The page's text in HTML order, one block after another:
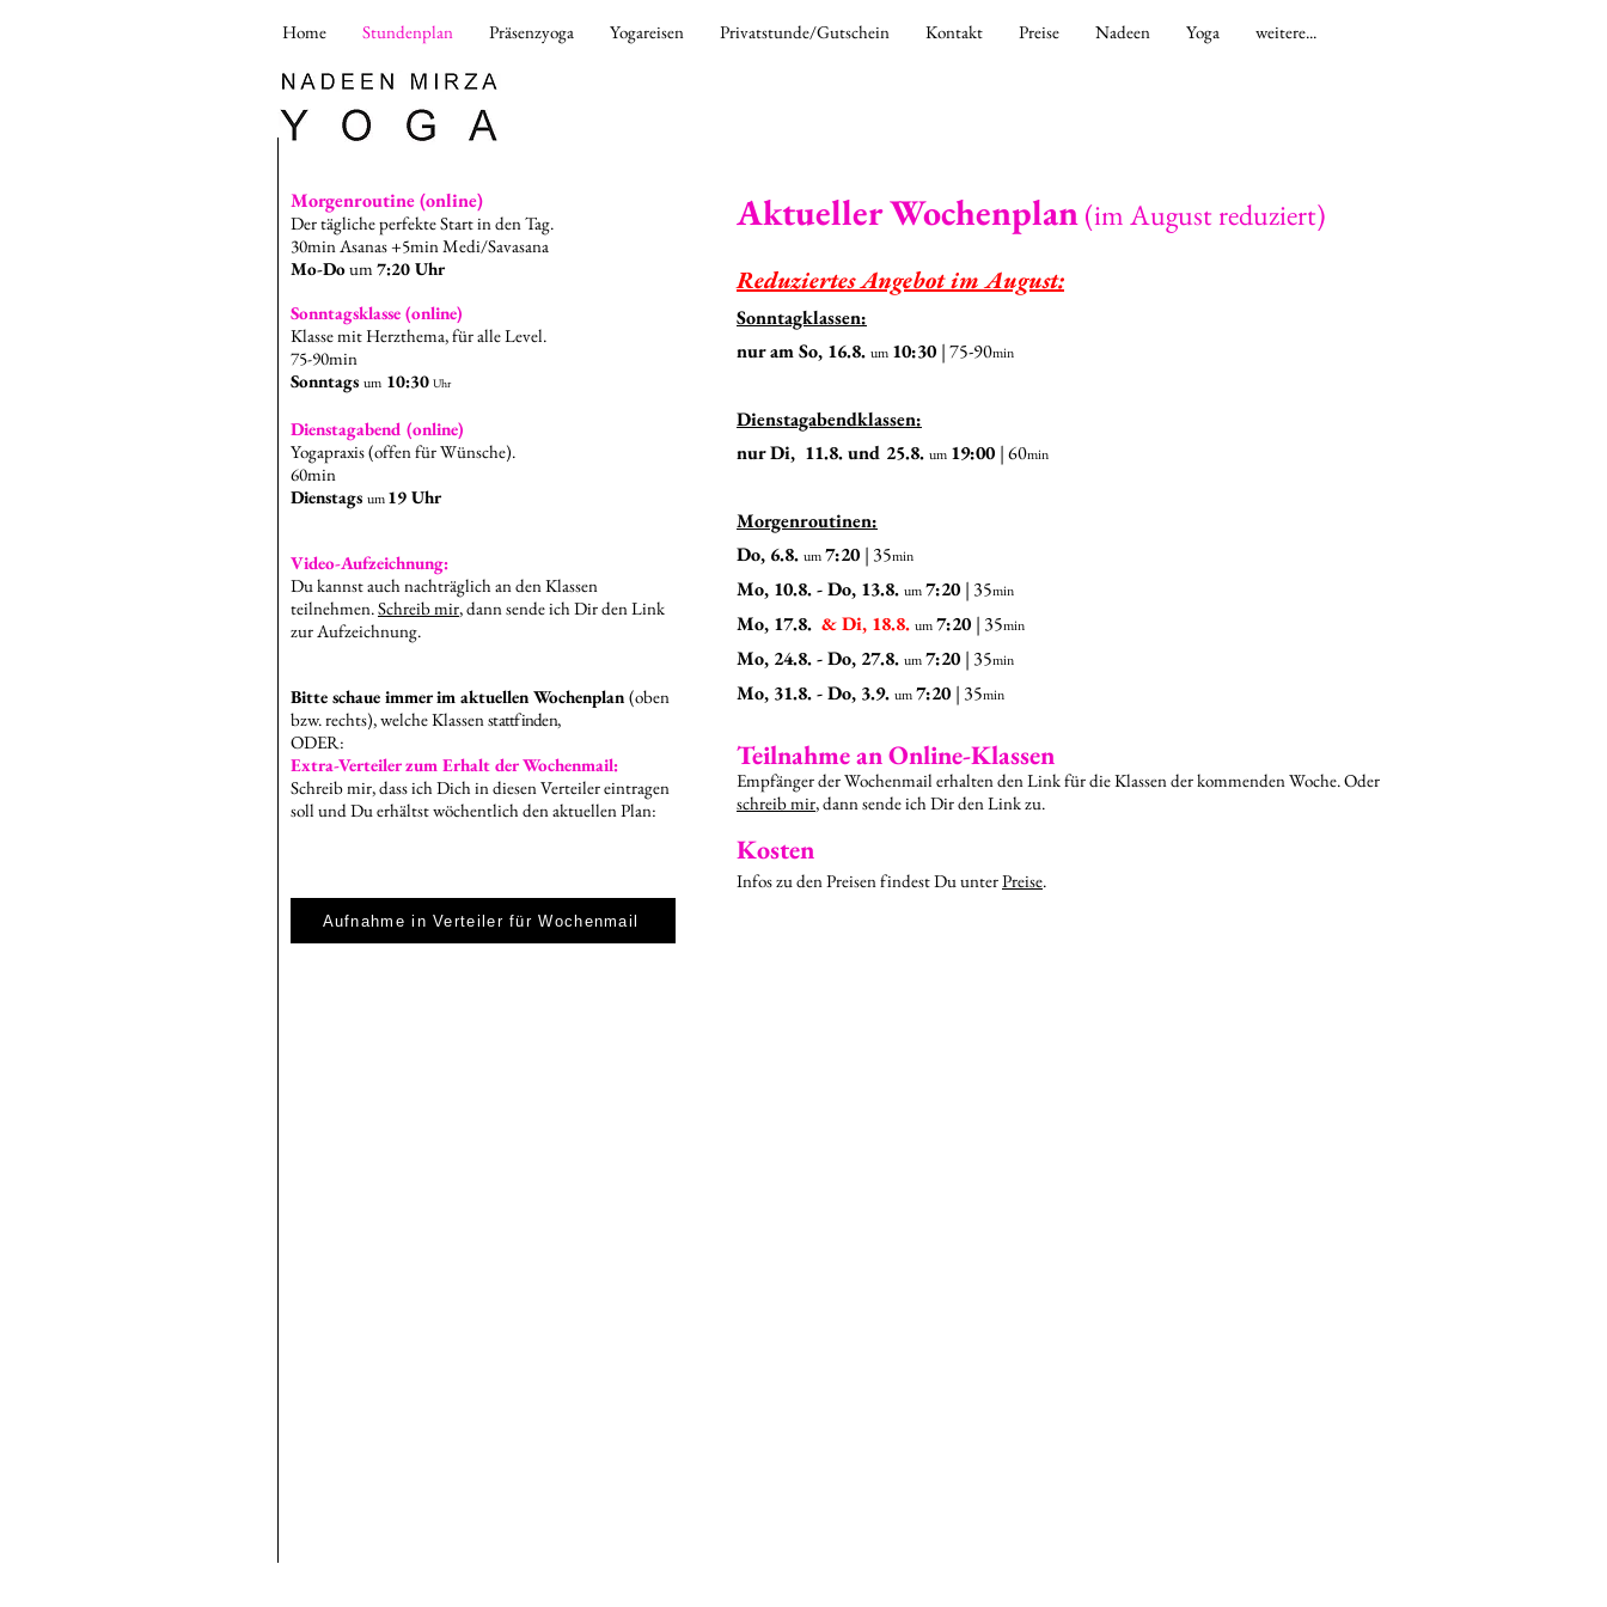
Home Stundenplan Präsenzyoga Yogareisen Privatstunde/Gutschein Kontakt Preise Nadeen Yoga weitere...
Morgenroutine (online)
Der tägliche perfekte Start in den Tag.
30min Asanas +5min Medi/Savasana
Mo-Doum 7:20 Uhr
Sonntagsklasse (online)
Klasse mit Herzthema, für alle Level.
75-90min
Sonntags um 10:30 Uhr
Dienstagabend (online)
Yogapraxis (offen für Wünsche).
60min
Dienstags um19 Uhr
Video-Aufzeichnung:
Du kannst auch nachträglich an den Klassen
teilnehmen.Schreib mir, dann sende ich Dir den Link
zur Aufzeichnung.
Bitte schaue immer im aktuellen Wochenplan (oben
bzw. rechts), welche Klassenstattfinden,
ODER:
Extra-Verteiler zum Erhalt der Wochenmail:
Schreib mir, dass ich Dich in diesen Verteiler eintragen
soll und Du erhältst wöchentlich den aktuellen Plan:
Aufnahme in Verteiler für Wochenmail
Reduziertes Angebot im August:
Sonntagklassen:
nur am So, 16.8. um 10:30 | 75-90min
Dienstagabendklassen:
nur Di, 11.8. und 25.8. um 19:00 |60min
Morgenroutinen:
Do, 6.8. um7:20 | 35min
Mo, 10.8. - Do, 13.8. um7:20 | 35min
Mo, 17.8. & Di, 18.8. um7:20 | 35min
Mo, 24.8. - Do, 27.8. um7:20 | 35min
Mo, 31.8. - Do, 3.9. um7:20 | 35min
​​Teilnahme an Online-Klassen
Empfänger der Wochenmail erhalten den Link für die Klassen der kommenden Woche. Oder
schreib mir, dann sende ich Dir den Link zu.
Kosten
Infos zu den Preisen findest Du unterPreise.
Aktueller Wochenplan(im August reduziert)